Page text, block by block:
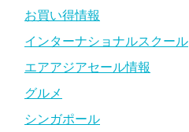
お買い得情報
インターナショナルスクール
エアアジアセール情報
グルメ
シンガポール